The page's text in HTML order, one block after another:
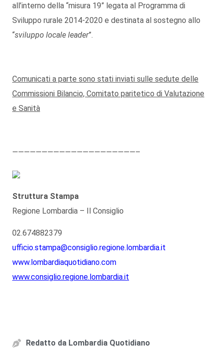
all’interno della “misura 19” legata al Programma di
Sviluppo rurale 2014-2020 e destinata al sostegno allo
“sviluppo locale leader”.
Comunicati a parte sono stati inviati sulle sedute delle
Commissioni Bilancio, Comitato paritetico di Valutazione
e Sanità
—————————————————————–
Struttura Stampa
Regione Lombardia – Il Consiglio
02.674882379
ufficio.stampa@consiglio.regione.lombardia.it
www.lombardiaquotidiano.com
www.consiglio.regione.lombardia.it
Redatto da Lombardia Quotidiano